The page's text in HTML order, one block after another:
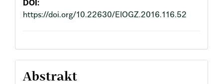
DOI:
https://doi.org/10.22630/EIOGZ.2016.116.52
Abstrakt